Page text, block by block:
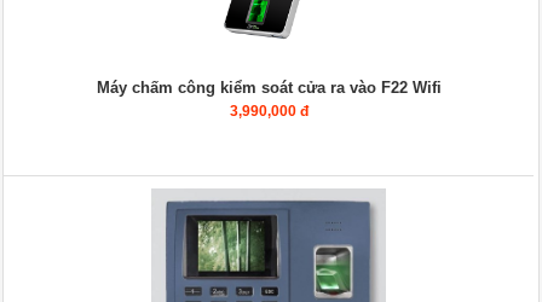
Máy chấm công kiểm soát cửa ra vào F22 Wifi
3,990,000 đ